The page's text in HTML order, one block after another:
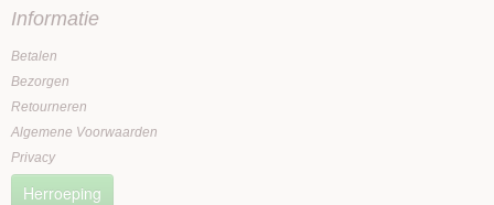
Informatie
Betalen
Bezorgen
Retourneren
Algemene Voorwaarden
Privacy
Herroeping